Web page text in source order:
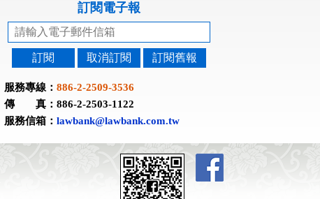
訂閱電子報
訂閱 取消訂閱 訂閱舊報
服務專線： 886-2-2509-3536
傳 真：886-2-2503-1122
服務信箱： lawbank@lawbank.com.tw